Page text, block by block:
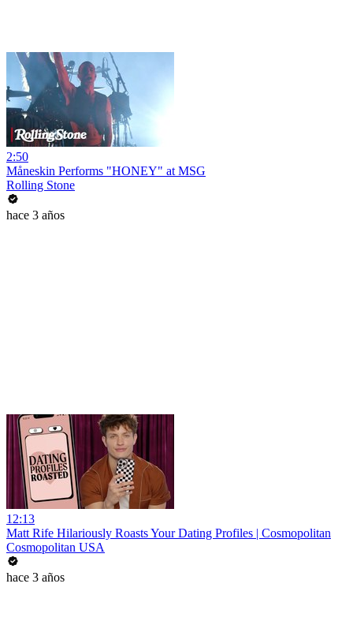
2:50
Måneskin Performs "HONEY" at MSG
Rolling Stone
hace 3 años
12:13
Matt Rife Hilariously Roasts Your Dating Profiles | Cosmopolitan
Cosmopolitan USA
hace 3 años